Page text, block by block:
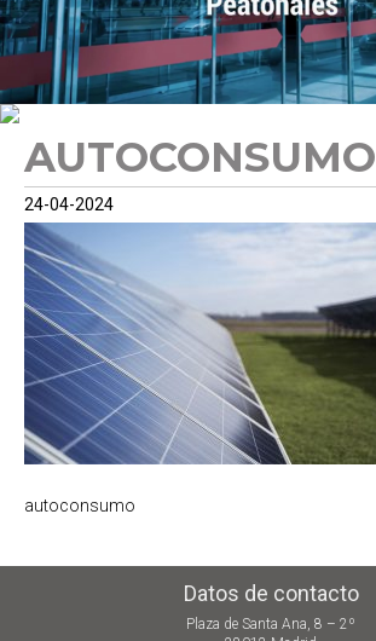
AUTOCONSUMO
24-04-2024
autoconsumo
Datos de contacto
Plaza de Santa Ana, 8 – 2º